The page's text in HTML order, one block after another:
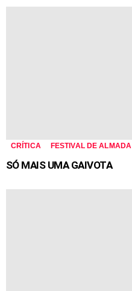
CRÍTICA FESTIVAL DE ALMADA
SÓ MAIS UMA GAIVOTA